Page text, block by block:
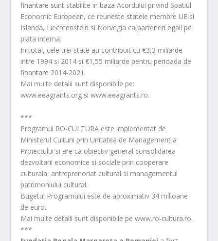
finantare sunt stabilite in baza Acordului privind Spatiul
Economic European, ce reuneste statele membre UE si
Islanda, Liechtenstein si Norvegia ca parteneri egali pe
piata interna.
In total, cele trei state au contribuit cu €3,3 miliarde
intre 1994 si 2014 si €1,55 miliarde pentru perioada de
finantare 2014-2021.
Mai multe detalii sunt disponibile pe:
www.eeagrants.org si www.eeagrants.ro.
***
Programul RO-CULTURA este implementat de
Ministerul Culturii prin Unitatea de Management a
Proiectului si are ca obiectiv general consolidarea
dezvoltarii economice si sociale prin cooperare
culturala, antreprenoriat cultural si managementul
patrimoniului cultural.
Bugetul Programului este de aproximativ 34 milioane
de euro.
Mai multe detalii sunt disponibile pe www.ro-cultura.ro.
***